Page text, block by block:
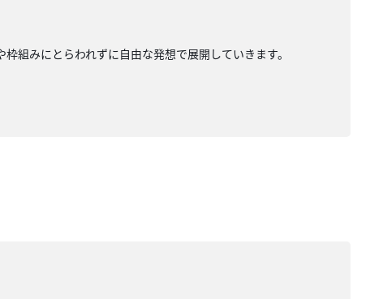
組みにとらわれずに自由な発想で展開していきます。